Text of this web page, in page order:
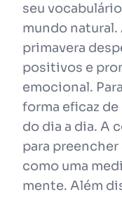
seu
mundo natural.
primavera
positivos e
emocional.
forma eficaz
do dia a dia. A
para
como uma
mente. Além